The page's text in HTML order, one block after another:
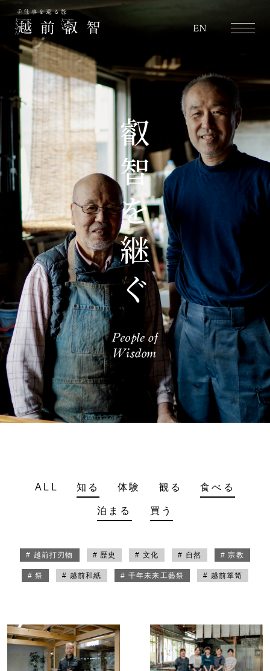
EN
ALL 知る 体験 観る 食べる
泊まる 買う
# 越前打刃物 # 歴史 # 文化 # 自然 # 宗教
# 祭 # 越前和紙 # 千年未来工藝祭 # 越前箪笥